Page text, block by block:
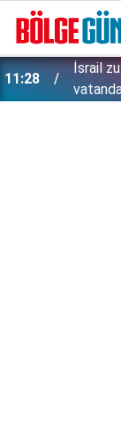
11:28
İsrail